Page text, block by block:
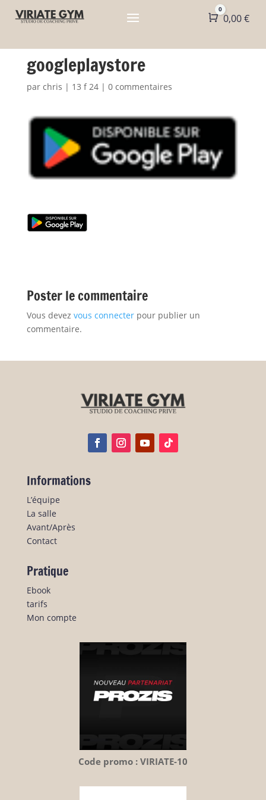
Panier
0
0,00€
googleplaystore
par chris | 13 f 24| 0 commentaires
Poster le commentaire
Vous devez vous connecterpour publier un
commentaire.
Informations
L’équipe
La salle
Avant/Après
Contact
Pratique
Ebook
tarifs
Mon compte
Code promo : VIRIATE-10